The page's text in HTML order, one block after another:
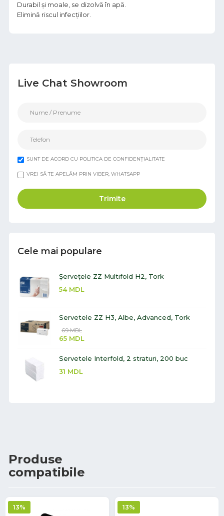
Live Chat Showroom
SUNT DE ACORD CU POLITICA DE CONFIDENȚIALITATE
VREI SĂ TE APELĂM PRIN VIBER, WHATSAPP
Trimite
Cele mai populare
Șervețele ZZ Multifold H2, Tork
54 MDL
Servetele ZZ H3, Albe, Advanced, Tork
69MDL
65 MDL
Servetele Interfold, 2 straturi, 200 buc
31 MDL
Durabil și moale, se dizolvă în apă.
Elimină riscul infecțiilor.
Produse
compatibile
13% 13%